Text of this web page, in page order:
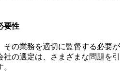
要性
その業務を適切に監督する必要が
の選定は、さまざまな問題を引